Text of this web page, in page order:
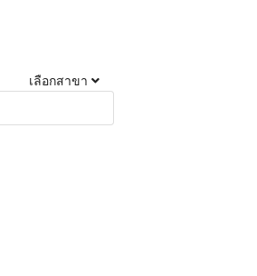
เลือกสาขา